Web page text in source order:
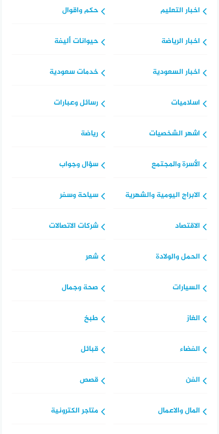
اخبار التعليم
اخبار الرياضة
اخبار السعودية
اسلاميات
اشهر الشخصيات
الأسرة والمجتمع
الابراج اليومية والشهرية
الاقتصاد
الحمل والولادة
السيارات
الغاز
الفضاء
الفن
المال والاعمال
حكم واقوال
حيوانات أليفة
خدمات سعودية
رسائل وعبارات
رياضة
سؤال وجواب
سياحة وسفر
شركات الاتصالات
شعر
صحة وجمال
طبخ
قبائل
قصص
متاجر الكترونية